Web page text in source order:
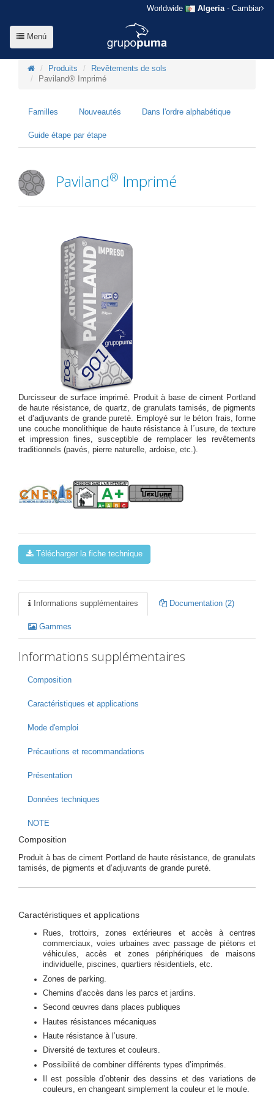
Worldwide Algeria- Cambiar
Menú
Produits
Revêtements de sols
Paviland® Imprimé
Familles Nouveautés Dans l'ordre alphabétique
Guide étape par étape
Paviland® Imprimé
Durcisseur de surface imprimé. Produit à base de ciment Portland
de haute résistance, de quartz, de granulats tamisés, de pigments
et d’adjuvants de grande pureté. Employé sur le béton frais, forme
une couche monolithique de haute résistance à l´usure, de texture
et impression fines, susceptible de remplacer les revêtements
traditionnels (pavés, pierre naturelle, ardoise, etc.).
Télécharger la fiche technique
Informations supplémentaires Documentation (2)
Gammes
Informations supplémentaires
Composition
Caractéristiques et applications
Mode d'emploi
Précautions et recommandations
Présentation
Données techniques
NOTE
Composition
Produit à bas de ciment Portland de haute résistance, de granulats
tamisés, de pigments et d’adjuvants de grande pureté.
Caractéristiques et applications
Rues, trottoirs, zones extérieures et accès à centres
commerciaux, voies urbaines avec passage de piétons et
véhicules, accès et zones périphériques de maisons
individuelle, piscines, quartiers résidentiels, etc.
Zones de parking.
Chemins d’accès dans les parcs et jardins.
Second œuvres dans places publiques
Hautes résistances mécaniques
Haute résistance à l’usure.
Diversité de textures et couleurs.
Possibilité de combiner différents types d’imprimés.
Il est possible d’obtenir des dessins et des variations de
couleurs, en changeant simplement la couleur et le moule.